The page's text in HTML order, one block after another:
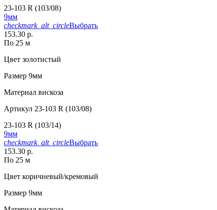
23-103 R (103/08)
9мм
checkmark_alt_circleВыбрать
153.30 р.
По 25 м
Цвет золотистый
Размер 9мм
Материал вискоза
Артикул 23-103 R (103/08)
23-103 R (103/14)
9мм
checkmark_alt_circleВыбрать
153.30 р.
По 25 м
Цвет коричневый/кремовый
Размер 9мм